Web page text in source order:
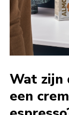
Wat zijn
een